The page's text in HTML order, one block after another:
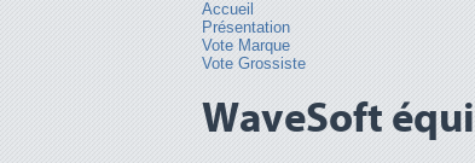
Accueil
Présentation
Vote Marque
Vote Grossiste
WaveSoft